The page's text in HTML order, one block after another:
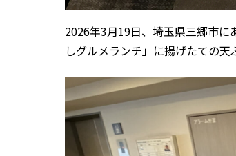
2026年3月19日、埼玉県三郷市
しグルメランチ」に揚げたての天